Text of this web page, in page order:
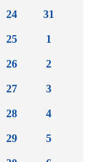
24
25
26
27
28
29
31
1
2
3
4
5